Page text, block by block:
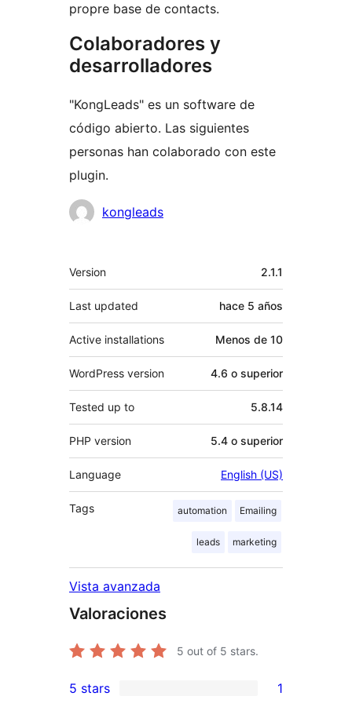
propre base de contacts.
Colaboradores y
desarrolladores
"KongLeads" es un software de
código abierto. Las siguientes
personas han colaborado con este
plugin.
Colaboradores
kongleads
Meta
Version 2.1.1
Last updated hace 5 años
Active installations Menos de 10
WordPress version 4.6 o superior
Tested up to 5.8.14
PHP version 5.4 o superior
Language English (US)
Tags automation Emailing
leads marketing
Vista avanzada
Valoraciones
5 out of 5 stars.
1
5 stars 1